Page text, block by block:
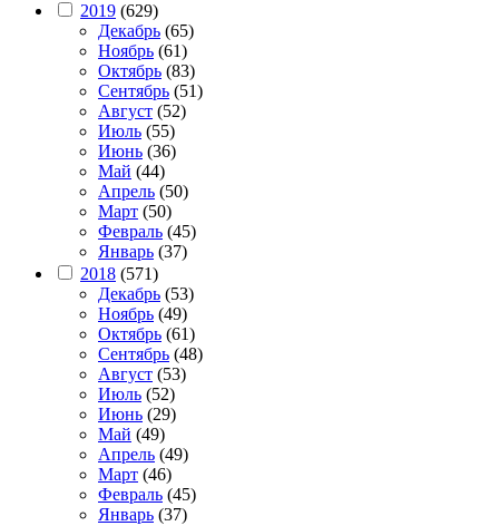
2019 (629)
Декабрь (65)
Ноябрь (61)
Октябрь (83)
Сентябрь (51)
Август (52)
Июль (55)
Июнь (36)
Май (44)
Апрель (50)
Март (50)
Февраль (45)
Январь (37)
2018 (571)
Декабрь (53)
Ноябрь (49)
Октябрь (61)
Сентябрь (48)
Август (53)
Июль (52)
Июнь (29)
Май (49)
Апрель (49)
Март (46)
Февраль (45)
Январь (37)